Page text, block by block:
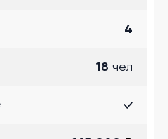
4
18 чел